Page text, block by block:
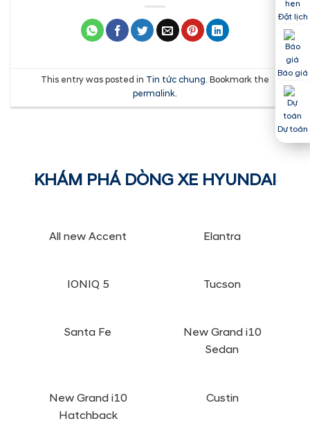
This entry was posted in Tin tức chung. Bookmark the
permalink.
KHÁM PHÁ DÒNG XE HYUNDAI
All new Accent Elantra
IONIQ 5 Tucson
Santa Fe
New Grand i10
Sedan
New Grand i10
Hatchback
Custin
Đặt lịch
Báo giá
Dự toán